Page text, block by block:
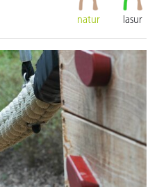
natur lasur